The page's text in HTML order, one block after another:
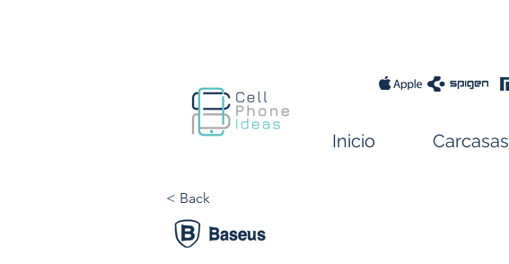
< Back
Inicio Carcasas